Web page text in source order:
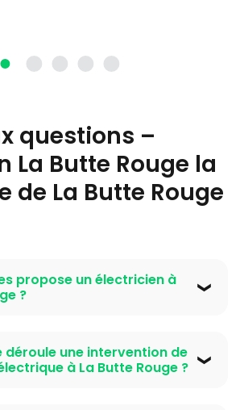
questions –
La Butte Rouge la
de La Butte Rouge
propose un électricien à
?
incluant l’installation électrique
électrique, le dépannage
déroule une intervention de
à La Butte Rouge ?